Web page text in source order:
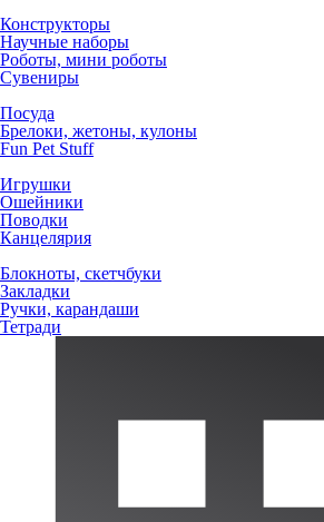
Конструкторы
Научные наборы
Роботы, мини роботы
Сувениры
Посуда
Брелоки, жетоны, кулоны
Fun Pet Stuff
Игрушки
Ошейники
Поводки
Канцелярия
Блокноты, скетчбуки
Закладки
Ручки, карандаши
Тетради